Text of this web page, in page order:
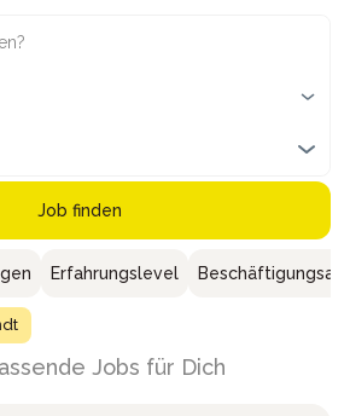
Job finden
Erfahrungslevel
Jobs für Dich